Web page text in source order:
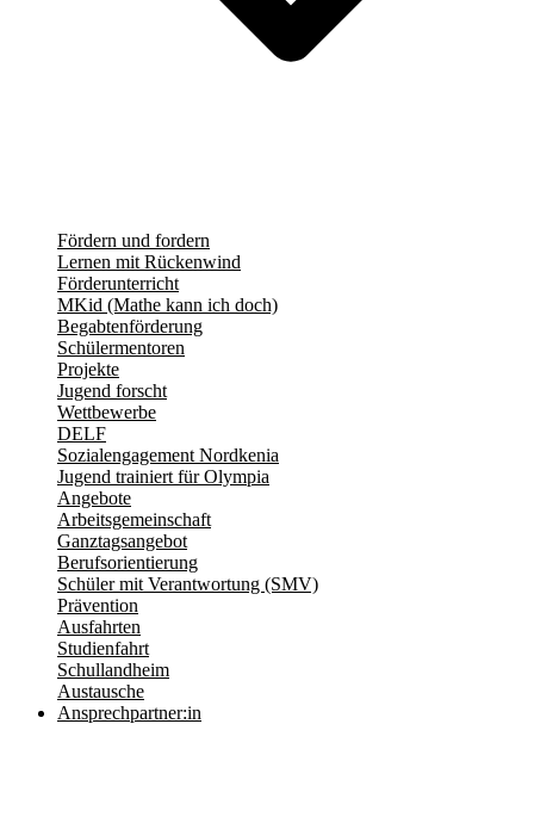
Fördern und fordern
Lernen mit Rückenwind
Förderunterricht
MKid (Mathe kann ich doch)
Begabtenförderung
Schülermentoren
Projekte
Jugend forscht
Wettbewerbe
DELF
Sozialengagement Nordkenia
Jugend trainiert für Olympia
Angebote
Arbeitsgemeinschaft
Ganztagsangebot
Berufsorientierung
Schüler mit Verantwortung (SMV)
Prävention
Ausfahrten
Studienfahrt
Schullandheim
Austausche
Ansprechpartner:in